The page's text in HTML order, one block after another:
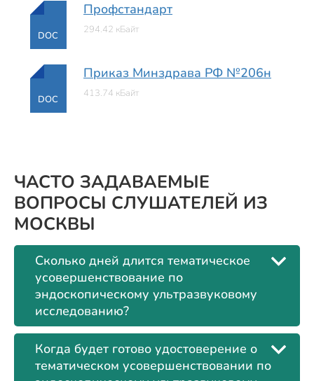
DOC
Профстандарт
294.42 кБайт
DOC
Приказ Минздрава РФ №206н
413.74 кБайт
ЧАСТО ЗАДАВАЕМЫЕ
ВОПРОСЫ СЛУШАТЕЛЕЙ ИЗ
МОСКВЫ
Сколько дней длится тематическое
усовершенствование по
эндоскопическому ультразвуковому
исследованию?
Когда будет готово удостоверение о
тематическом усовершенствовании по